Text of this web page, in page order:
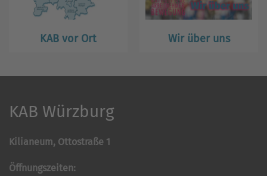
KAB vor Ort Wir über uns
KAB Würzburg
Kilianeum, Ottostraße 1
Öffnungszeiten: